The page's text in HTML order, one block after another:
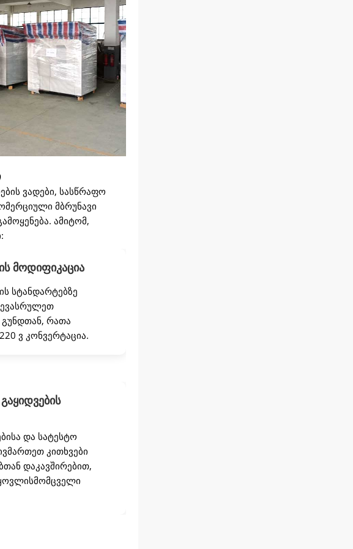
სრული კონტეინერის
ყოვლისმომცველი
ვადები, სასწრაფო
მბრუნავი
ამიტომ,
მოდიფიკაცია
სტანდარტებზე
გუნდთან, რათა
ვ კონვერტაცია.
და სატესტო
კითხვები
დაკავშირებით,